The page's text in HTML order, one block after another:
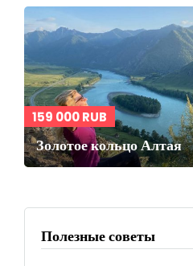
159 000 RUB
Золотое кольцо Алтая
Полезные советы